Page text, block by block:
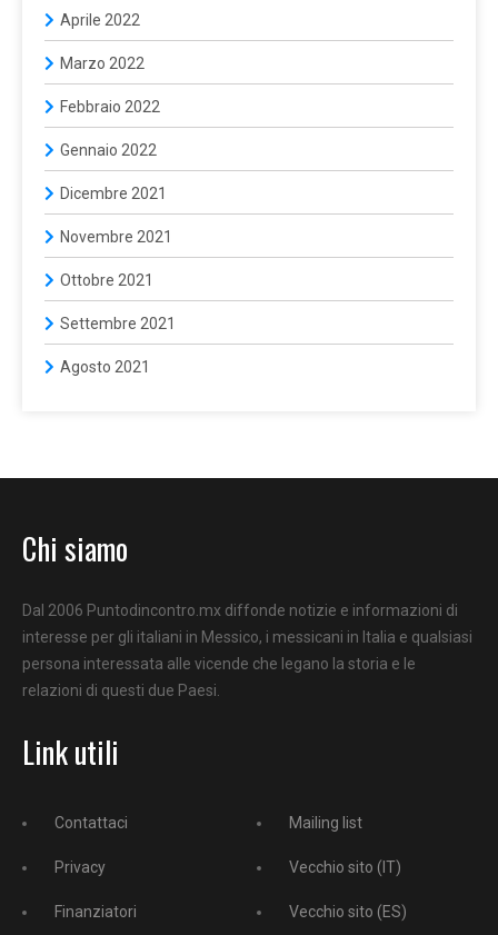
Aprile 2022
Marzo 2022
Febbraio 2022
Gennaio 2022
Dicembre 2021
Novembre 2021
Ottobre 2021
Settembre 2021
Agosto 2021
Chi siamo
Dal 2006 Puntodincontro.mx diffonde notizie e informazioni di
interesse per gli italiani in Messico, i messicani in Italia e qualsiasi
persona interessata alle vicende che legano la storia e le
relazioni di questi due Paesi.
Link utili
Contattaci
Privacy
Finanziatori
Mailing list
Vecchio sito (IT)
Vecchio sito (ES)